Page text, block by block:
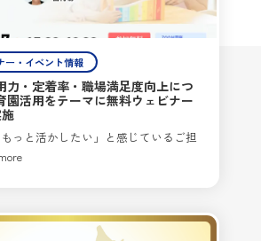
ー・イベント情報
力・定着率・職場満足度向上につ
園活用をテーマに無料ウェビナー
っと活かしたい」と感じているご担